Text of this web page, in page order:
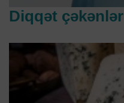
Diqqət çəkənlər